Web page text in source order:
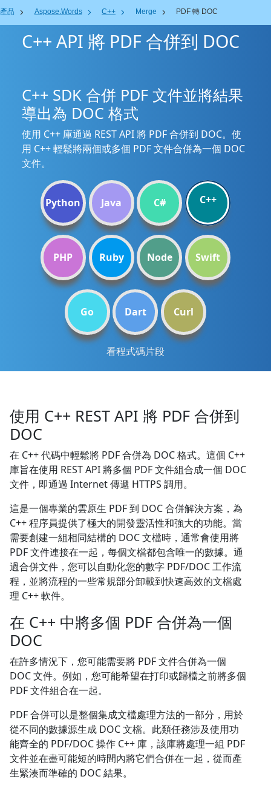
產品 Aspose.Words C++ Merge PDF 轉 DOC
C++ API 將 PDF 合併到 DOC
C++ SDK 合併 PDF 文件並將結果
導出為 DOC 格式
使用 C++ 庫通過 REST API 將 PDF 合併到 DOC。使
用 C++ 輕鬆將兩個或多個 PDF 文件合併為一個 DOC
文件。
Python Java C# C++
PHP Ruby Node Swift
Go Dart Curl
看程式碼片段
使用 C++ REST API 將 PDF 合併到
DOC
在 C++ 代碼中輕鬆將 PDF 合併為 DOC 格式。這個 C++
庫旨在使用 REST API 將多個 PDF 文件組合成一個 DOC
文件，即通過 Internet 傳遞 HTTPS 調用。
這是一個專業的雲原生 PDF 到 DOC 合併解決方案，為
C++ 程序員提供了極大的開發靈活性和強大的功能。當
需要創建一組相同結構的 DOC 文檔時，通常會使用將
PDF 文件連接在一起，每個文檔都包含唯一的數據。通
過合併文件，您可以自動化您的數字 PDF/DOC 工作流
程，並將流程的一些常規部分卸載到快速高效的文檔處
理 C++ 軟件。
在 C++ 中將多個 PDF 合併為一個
DOC
在許多情況下，您可能需要將 PDF 文件合併為一個
DOC 文件。例如，您可能希望在打印或歸檔之前將多個
PDF 文件組合在一起。
PDF 合併可以是整個集成文檔處理方法的一部分，用於
從不同的數據源生成 DOC 文檔。此類任務涉及使用功
能齊全的 PDF/DOC 操作 C++ 庫，該庫將處理一組 PDF
文件並在盡可能短的時間內將它們合併在一起，從而產
生緊湊而準確的 DOC 結果。